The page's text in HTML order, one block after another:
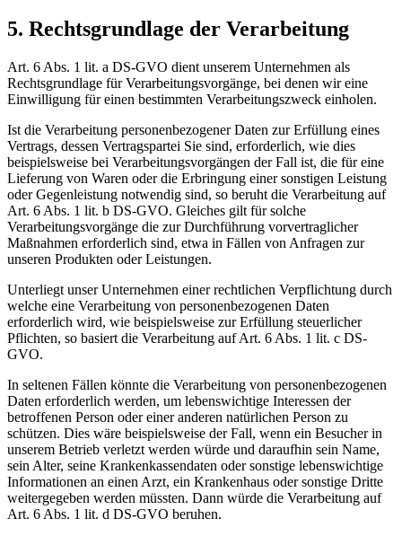
5. Rechtsgrundlage der Verarbeitung
Art. 6 Abs. 1 lit. a DS-GVO dient unserem Unternehmen als
Rechtsgrundlage für Verarbeitungsvorgänge, bei denen wir eine
Einwilligung für einen bestimmten Verarbeitungszweck einholen.
Ist die Verarbeitung personenbezogener Daten zur Erfüllung eines
Vertrags, dessen Vertragspartei Sie sind, erforderlich, wie dies
beispielsweise bei Verarbeitungsvorgängen der Fall ist, die für eine
Lieferung von Waren oder die Erbringung einer sonstigen Leistung
oder Gegenleistung notwendig sind, so beruht die Verarbeitung auf
Art. 6 Abs. 1 lit. b DS-GVO. Gleiches gilt für solche
Verarbeitungsvorgänge die zur Durchführung vorvertraglicher
Maßnahmen erforderlich sind, etwa in Fällen von Anfragen zur
unseren Produkten oder Leistungen.
Unterliegt unser Unternehmen einer rechtlichen Verpflichtung durch
welche eine Verarbeitung von personenbezogenen Daten
erforderlich wird, wie beispielsweise zur Erfüllung steuerlicher
Pflichten, so basiert die Verarbeitung auf Art. 6 Abs. 1 lit. c DS-
GVO.
In seltenen Fällen könnte die Verarbeitung von personenbezogenen
Daten erforderlich werden, um lebenswichtige Interessen der
betroffenen Person oder einer anderen natürlichen Person zu
schützen. Dies wäre beispielsweise der Fall, wenn ein Besucher in
unserem Betrieb verletzt werden würde und daraufhin sein Name,
sein Alter, seine Krankenkassendaten oder sonstige lebenswichtige
Informationen an einen Arzt, ein Krankenhaus oder sonstige Dritte
weitergegeben werden müssten. Dann würde die Verarbeitung auf
Art. 6 Abs. 1 lit. d DS-GVO beruhen.